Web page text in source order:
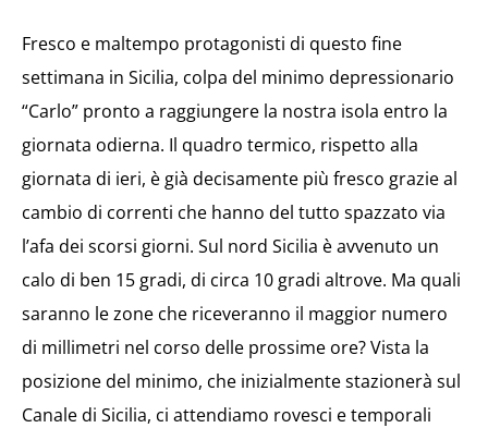
Fresco e maltempo protagonisti di questo fine
settimana in Sicilia, colpa del minimo depressionario
“Carlo” pronto a raggiungere la nostra isola entro la
giornata odierna. Il quadro termico, rispetto alla
giornata di ieri, è già decisamente più fresco grazie al
cambio di correnti che hanno del tutto spazzato via
l’afa dei scorsi giorni. Sul nord Sicilia è avvenuto un
calo di ben 15 gradi, di circa 10 gradi altrove. Ma quali
saranno le zone che riceveranno il maggior numero
di millimetri nel corso delle prossime ore? Vista la
posizione del minimo, che inizialmente stazionerà sul
Canale di Sicilia, ci attendiamo rovesci e temporali